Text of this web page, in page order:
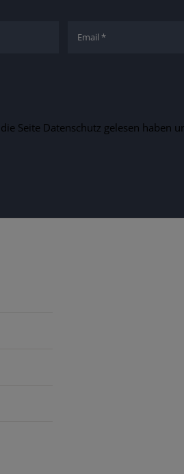
Seite Datenschutz gelesen haben